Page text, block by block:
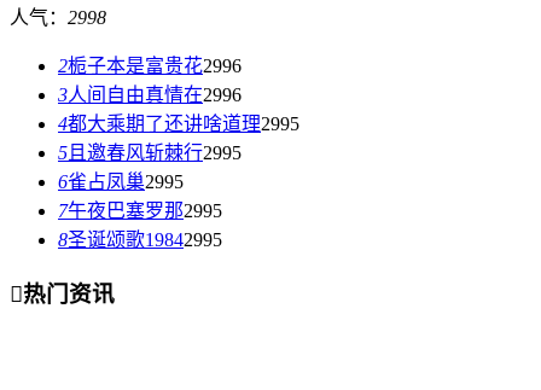
人气： 2998
2栀子本是富贵花2996
3人间自由真情在2996
4都大乘期了还讲啥道理2995
5 且邀春风斩棘行2995
6雀占凤巢2995
7午夜巴塞罗那2995
8圣诞颂歌19842995
热门资讯